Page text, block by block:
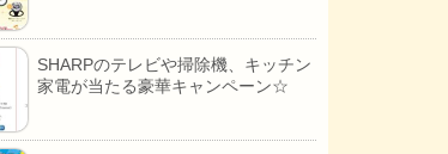
SHARPのテレビや掃除機、キッチン
家電が当たる豪華キャンペーン☆